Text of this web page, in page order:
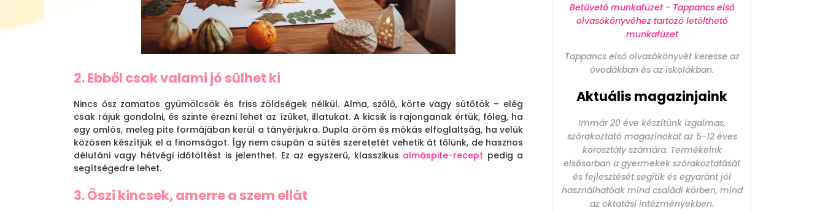
2. Ebből csak valami jó sülhet ki
Nincs ősz zamatos gyümölcsök és friss zöldségek nélkül. Alma, szőlő, körte vagy sütőtök – elég
csak rájuk gondolni, és szinte érezni lehet az ízüket, illatukat. A kicsik is rajonganak értük, főleg, ha
egy omlós, meleg pite formájában kerül a tányérjukra. Dupla öröm és mókás elfoglaltság, ha velük
közösen készítjük el a finomságot. Így nem csupán a sütés szeretetét vehetik át tőlünk, de hasznos
délutáni vagy hétvégi időtöltést is jelenthet. Ez az egyszerű, klasszikus almáspite-recept pedig a
segítségedre lehet.
3. Őszi kincsek, amerre a szem ellát
Betűvető munkafüzet - Tappancs első
olvasókönyvéhez tartozó letölthető
munkafüzet
Tappancs első olvasókönyvét keresse az
óvodákban és az iskolákban.
Aktuális magazinjaink
Immár 20 éve készítünk izgalmas,
szórakoztató magazinokat az 5-12 éves
korosztály számára. Termékeink
elsősorban a gyermekek szórakoztatását
és fejlesztését segítik és egyaránt jól
használhatóak mind családi körben, mind
az oktatási intézményekben.